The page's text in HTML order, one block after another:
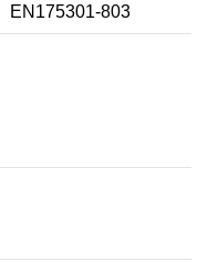
EN175301-803